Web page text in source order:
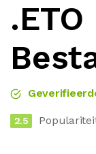
.ETO
2.5